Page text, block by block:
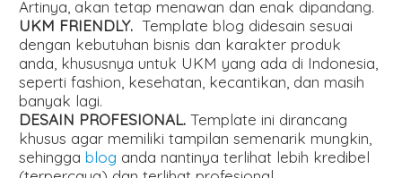
Artinya, akan tetap menawan dan enak dipandang.
UKM FRIENDLY. Template blog didesain sesuai
dengan kebutuhan bisnis dan karakter produk
anda, khususnya untuk UKM yang ada di Indonesia,
seperti fashion, kesehatan, kecantikan, dan masih
banyak lagi.
DESAIN PROFESIONAL. Template ini dirancang
khusus agar memiliki tampilan semenarik mungkin,
sehinggablog anda nantinya terlihat lebih kredibel